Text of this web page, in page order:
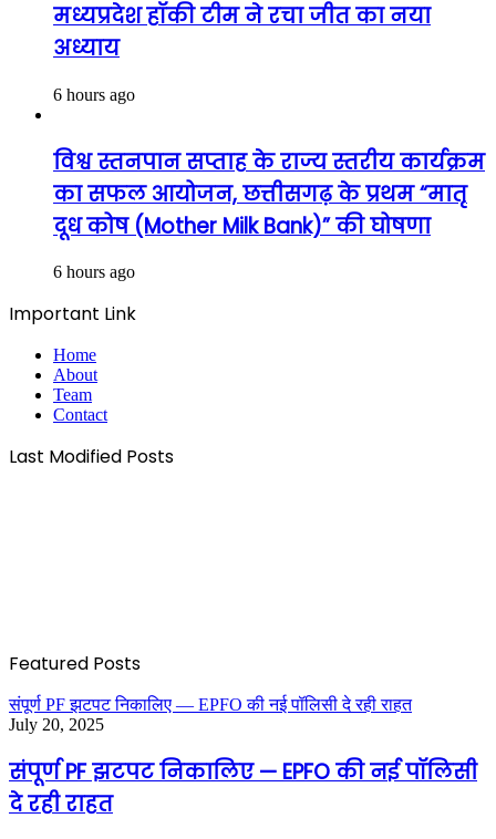
मध्यप्रदेश हॉकी टीम ने रचा जीत का नया
अध्याय
6 hours ago
विश्व स्तनपान सप्ताह के राज्य स्तरीय कार्यक्रम
का सफल आयोजन, छत्तीसगढ़ के प्रथम “मातृ
दूध कोष (Mother Milk Bank)” की घोषणा
6 hours ago
Important Link
Home
About
Team
Contact
Last Modified Posts
Featured Posts
संपूर्ण PF झटपट निकालिए — EPFO की नई पॉलिसी दे रही राहत
July 20, 2025
संपूर्ण PF झटपट निकालिए — EPFO की नई पॉलिसी
दे रही राहत